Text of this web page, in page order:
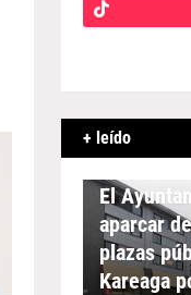
+ leído
El
aparcar
plazas
Kareaga